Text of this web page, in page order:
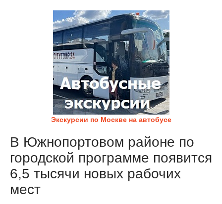
Экскурсии по Москве на автобусе
В Южнопортовом районе по
городской программе появится
6,5 тысячи новых рабочих
мест